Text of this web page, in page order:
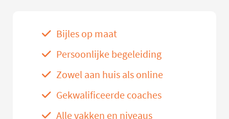
Bijles op maat
Persoonlijke begeleiding
Zowel aan huis als online
Gekwalificeerde coaches
Alle vakken en niveaus